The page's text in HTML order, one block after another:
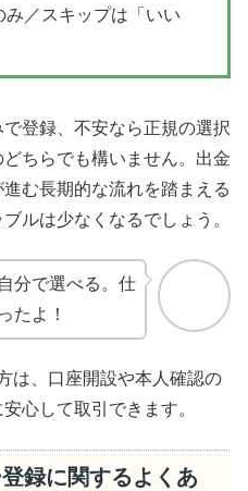
み／スキップは「いい
登録、不安なら正規の選択
ちらでも構いません。出金
む長期的な流れを踏まえる
ルは少なくなるでしょう。
分で選べる。仕
たよ！
は、口座開設や本人確認の
心して取引できます。
録に関するよくあ